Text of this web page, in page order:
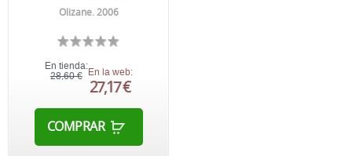
Olizane. 2006
En tienda:
28,60 € En la web:
27,17 €
COMPRAR